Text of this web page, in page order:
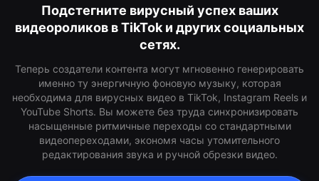
Подстегните вирусный успех ваших
видеороликов в TikTok и других социальных
сетях.
Теперь создатели контента могут мгновенно генерировать
именно ту энергичную фоновую музыку, которая
необходима для вирусных видео в TikTok, Instagram Reels и
YouTube Shorts. Вы можете без труда синхронизировать
насыщенные ритмичные переходы со стандартными
видеопереходами, экономя часы утомительного
редактирования звука и ручной обрезки видео.